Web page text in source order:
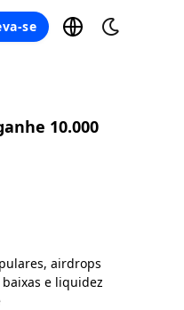
se
10.000
airdrops
e liquidez